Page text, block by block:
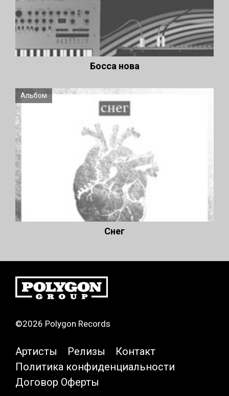
Босса нова
Альбом
Снег
©2026 Polygon Records
Артисты Релизы
Контакт
Политика конфиденциальности
Договор Оферты